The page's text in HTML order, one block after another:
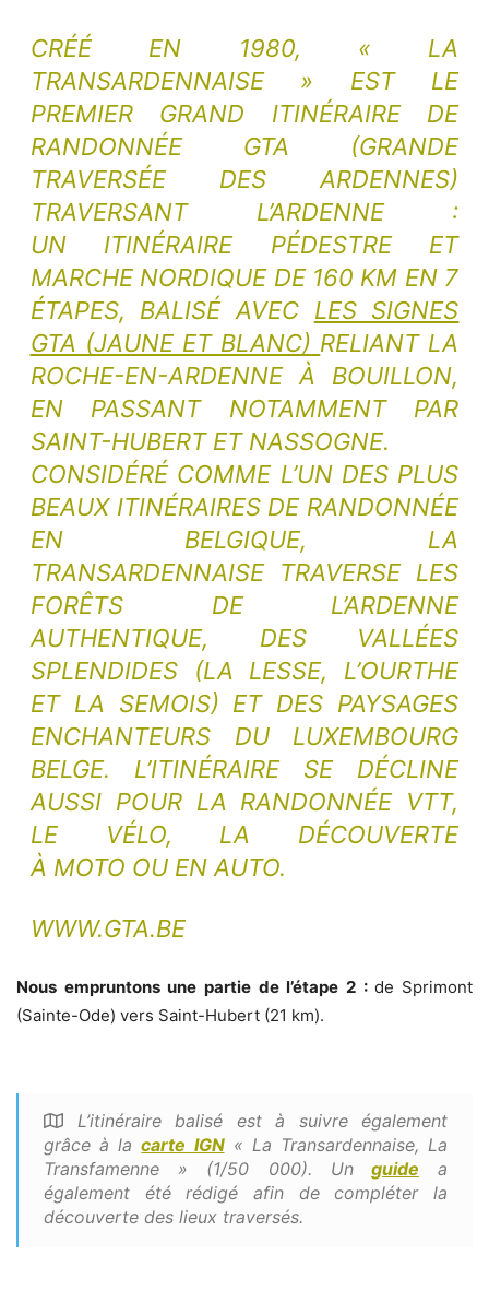
CRÉÉ EN 1980, « LA
TRANSARDENNAISE » EST LE
PREMIER GRAND ITINÉRAIRE DE
RANDONNÉE GTA (GRANDE
TRAVERSÉE DES ARDENNES)
TRAVERSANT L’ARDENNE :
UN ITINÉRAIRE PÉDESTRE ET
MARCHE NORDIQUE DE 160 KM EN 7
ÉTAPES, BALISÉ AVEC LES SIGNES
GTA (JAUNE ET BLANC) RELIANT LA
ROCHE-EN-ARDENNE À BOUILLON,
EN PASSANT NOTAMMENT PAR
SAINT-HUBERT ET NASSOGNE.
CONSIDÉRÉ COMME L’UN DES PLUS
BEAUX ITINÉRAIRES DE RANDONNÉE
EN BELGIQUE, LA
TRANSARDENNAISE TRAVERSE LES
FORÊTS DE L’ARDENNE
AUTHENTIQUE, DES VALLÉES
SPLENDIDES (LA LESSE, L’OURTHE
ET LA SEMOIS) ET DES PAYSAGES
ENCHANTEURS DU LUXEMBOURG
BELGE. L’ITINÉRAIRE SE DÉCLINE
AUSSI POUR LA RANDONNÉE VTT,
LE VÉLO, LA DÉCOUVERTE
À MOTO OU EN AUTO.
WWW.GTA.BE
Nous empruntons une partie de l’étape 2 :de Sprimont
(Sainte-Ode) vers Saint-Hubert (21 km).
L’itinéraire balisé est à suivre également
grâce à lacarte IGN« La Transardennaise, La
Transfamenne » (1/50 000). Un
guide a
également été rédigé afin de compléter la
découverte des lieux traversés.